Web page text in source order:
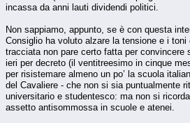
incassa da anni lauti dividendi politici.
Non sappiamo, appunto, se è con questa
Consiglio ha voluto alzare la tensione e i
tracciata non pare certo fatta per
ieri per decreto (il ventitreesimo in cinque
per risistemare almeno un po’ la scuola
del Cavaliere - che non si sia puntualmente
universitario e studentesco: ma non si
assetto antisommossa in scuole e atenei.